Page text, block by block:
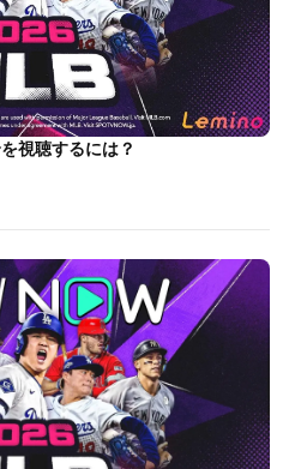
視聴するには？